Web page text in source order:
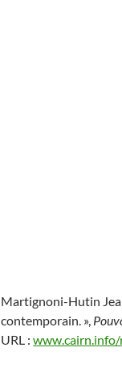
Martignoni-Hutin
contemporain. »,
URL :